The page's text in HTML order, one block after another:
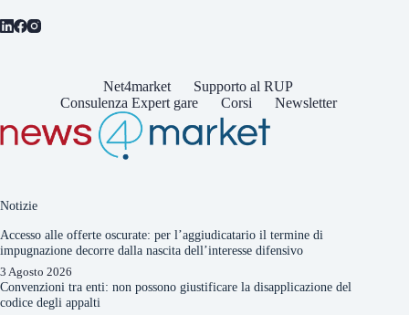
Net4market
Supporto al RUP
Consulenza Expert gare
Corsi Newsletter
Notizie
Accesso alle offerte oscurate: per l’aggiudicatario il termine di
impugnazione decorre dalla nascita dell’interesse difensivo
3 Agosto 2026
Convenzioni tra enti: non possono giustificare la disapplicazione del
codice degli appalti